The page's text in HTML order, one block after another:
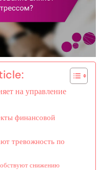
на управление
финансовой
тревожность по
снижению